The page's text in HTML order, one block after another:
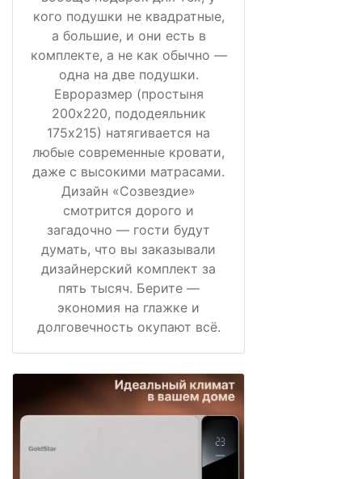
кого подушки не квадратные,
а большие, и они есть в
комплекте, а не как обычно —
одна на две подушки.
Евроразмер (простыня
200х220, пододеяльник
175х215) натягивается на
любые современные кровати,
даже с высокими матрасами.
Дизайн «Созвездие»
смотрится дорого и
загадочно — гости будут
думать, что вы заказывали
дизайнерский комплект за
пять тысяч. Берите —
экономия на глажке и
долговечность окупают всё.